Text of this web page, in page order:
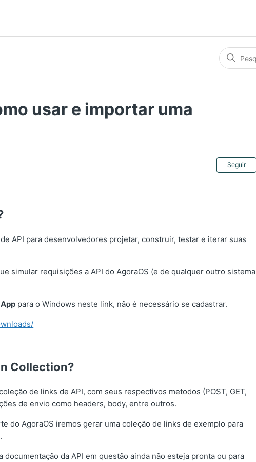
usar e importar uma
Seguir
API para desenvolvedores projetar, construir, testar e iterar suas
simular requisições a API do AgoraOS (e de qualquer outro sistema
para o Windows neste link, não é necessário se cadastrar.
Collection?
de links de API, com seus respectivos metodos (POST, GET,
de envio como headers, body, entre outros.
do AgoraOS iremos gerar uma coleção de links de exemplo para
documentação da API em questão ainda não esteja pronta ou para